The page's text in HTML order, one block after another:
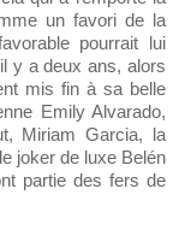
un favori de la
pourrait lui
y a deux ans, alors
mis fin à sa belle
Emily Alvarado,
Miriam Garcia, la
joker de luxe Belén
partie des fers de